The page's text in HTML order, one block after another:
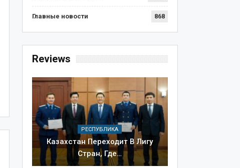
Главные новости 868
Reviews
РЕСПУБЛИКА
Казахстан Переходит В Лигу
Стран, Где…